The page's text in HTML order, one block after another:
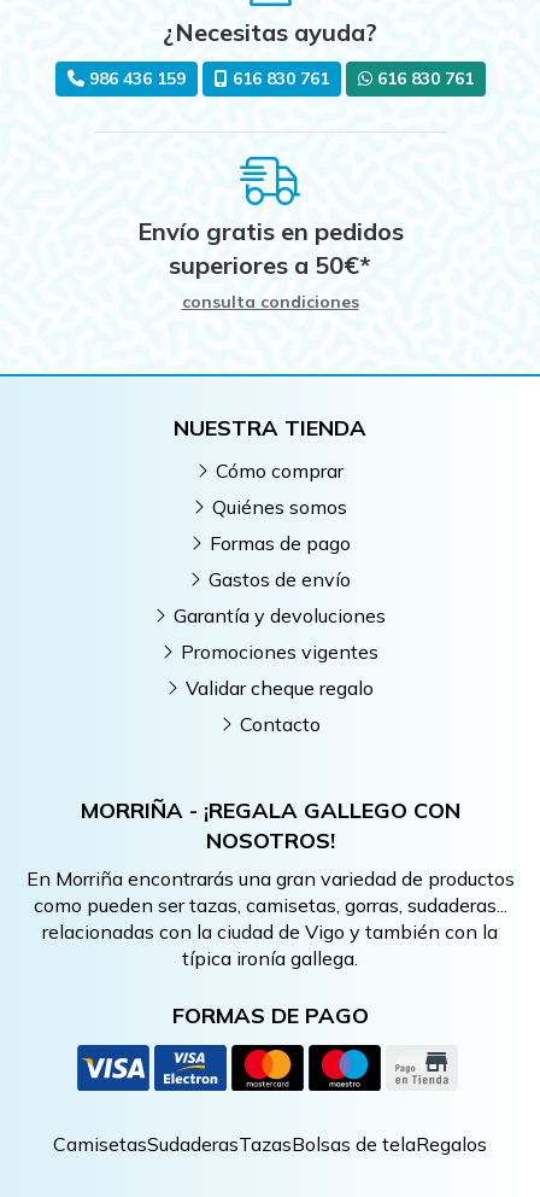
¿Necesitas ayuda?
986 436 159 616 830 761 616 830 761
Envío gratis en pedidos
superiores a 50€*
consulta condiciones
MORRIÑA - ¡REGALA GALLEGO CON
NOSOTROS!
En Morriña encontrarás una gran variedad de productos
como pueden ser tazas, camisetas, gorras, sudaderas...
relacionadas con la ciudad de Vigo y también con la
típica ironía gallega.
FORMAS DE PAGO
NUESTRA TIENDA
Cómo comprar
Quiénes somos
Formas de pago
Gastos de envío
Garantía y devoluciones
Promociones vigentes
Validar cheque regalo
Contacto
CamisetasSudaderasTazasBolsas de telaRegalos